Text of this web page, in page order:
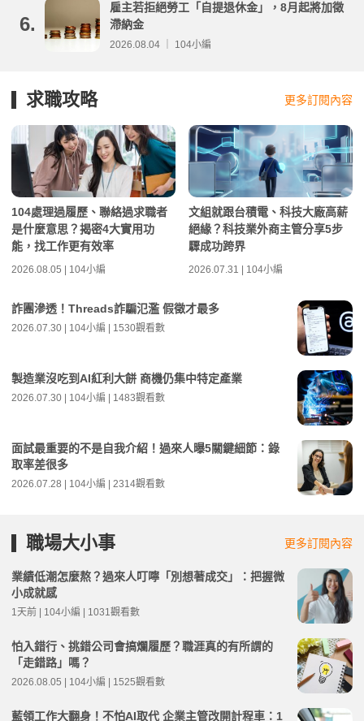
6.
雇主若拒絕勞工「自提退休金」，8月起將加徵
滯納金
2026.08.04 ｜ 104小編
求職攻略 更多訂閱內容
104處理過履歷、聯絡過求職者
是什麼意思？揭密4大實用功
能，找工作更有效率
2026.08.05 | 104小編
文組就跟台積電、科技大廠高薪
絕緣？科技業外商主管分享5步
驟成功跨界
2026.07.31 | 104小編
詐團滲透！Threads詐騙氾濫 假徵才最多
2026.07.30 | 104小編 | 1530觀看數
製造業沒吃到AI紅利大餅 商機仍集中特定產業
2026.07.30 | 104小編 | 1483觀看數
面試最重要的不是自我介紹！過來人曝5關鍵細節：錄
取率差很多
2026.07.28 | 104小編 | 2314觀看數
職場大小事 更多訂閱內容
業績低潮怎麼熬？過來人叮嚀「別想著成交」：把握微
小成就感
1天前 | 104小編 | 1031觀看數
怕入錯行、挑錯公司會搞爛履歷？職涯真的有所謂的
「走錯路」嗎？
2026.08.05 | 104小編 | 1525觀看數
藍領工作大翻身！不怕AI取代 企業主管改開計程車：1